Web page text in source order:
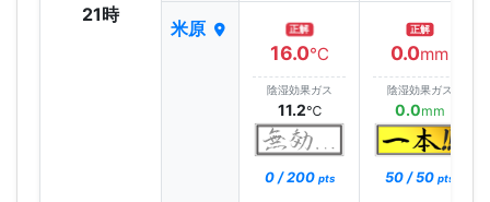
21時
米原 正解
16.0℃
陰湿効果ガス
11.2℃
0 / 200 pts
正解
0.0mm
陰湿効果ガス
0.0mm
50 / 50 pts